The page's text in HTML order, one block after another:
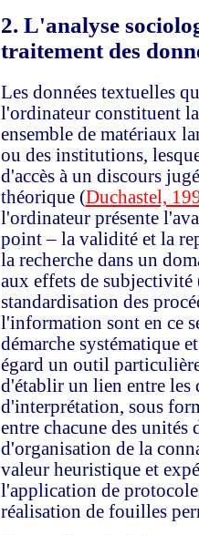
2. L'analyse
traitement des
Les données textuelles
l'ordinateur constituent
ensemble de matériaux
ou des institutions,
d'accès à un discours
théorique (Duchastel,
l'ordinateur présente
point – la validité et la
la recherche dans un
aux effets de subjectivité
standardisation des
l'information sont en ce
démarche systématique
égard un outil
d'établir un lien entre les
d'interprétation, sous
entre chacune des unités
d'organisation de la
valeur heuristique et
l'application de
réalisation de fouilles